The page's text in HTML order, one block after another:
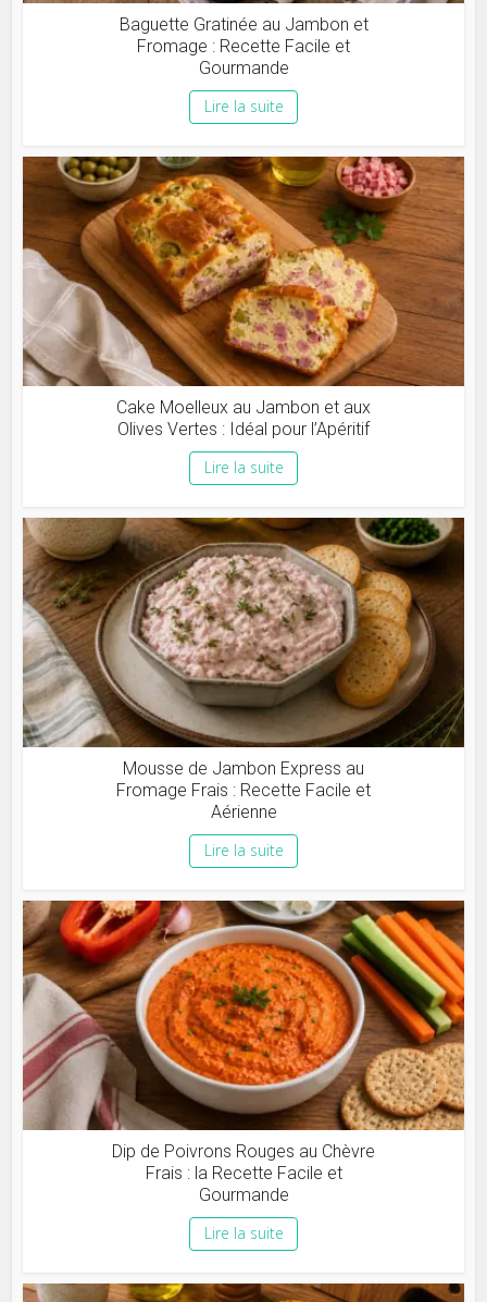
Baguette Gratinée au Jambon et
Fromage : Recette Facile et
Gourmande
Lire la suite
Cake Moelleux au Jambon et aux
Olives Vertes : Idéal pour l’Apéritif
Lire la suite
Mousse de Jambon Express au
Fromage Frais : Recette Facile et
Aérienne
Lire la suite
Dip de Poivrons Rouges au Chèvre
Frais : la Recette Facile et
Gourmande
Lire la suite